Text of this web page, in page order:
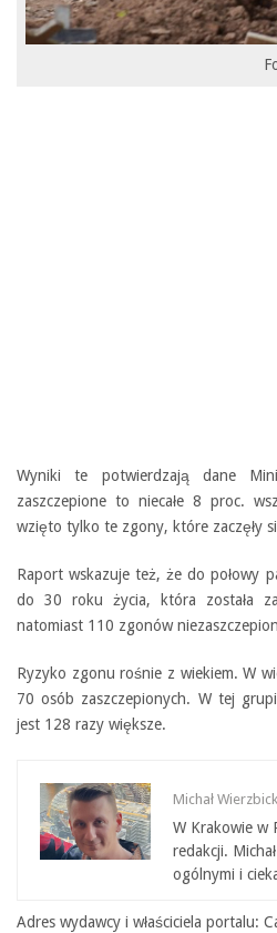
Wyniki te potwierdzają dane
zaszczepione to niecałe 8 proc.
wzięto tylko te zgony, które zaczęły
Raport wskazuje też, że do połowy
do 30 roku życia, która została
natomiast 110 zgonów
Ryzyko zgonu rośnie z wiekiem. W
70 osób zaszczepionych. W tej
jest 128 razy większe.
Michał
W Krakowie w
redakcji.
ogólnymi i
Adres wydawcy i właściciela portalu: